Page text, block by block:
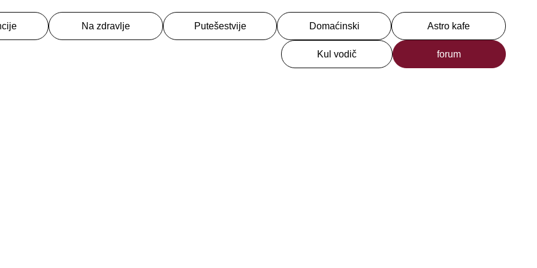
Na zdravlje Putešestvije Domaćinski Astro kafe
Kul vodič forum